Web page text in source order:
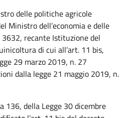
delle politiche agricole
Ministro dell’economia e delle
recante Istituzione del
di cui all’art. 11 bis,
29 marzo 2019, n. 27
dalla legge 21 maggio 2019, n.
136, della Legge 30 dicembre